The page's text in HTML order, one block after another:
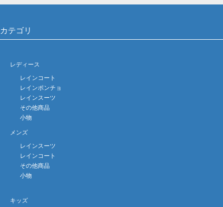
カテゴリ
レディース
レインコート
レインポンチョ
レインスーツ
その他商品
小物
メンズ
レインスーツ
レインコート
その他商品
小物
キッズ